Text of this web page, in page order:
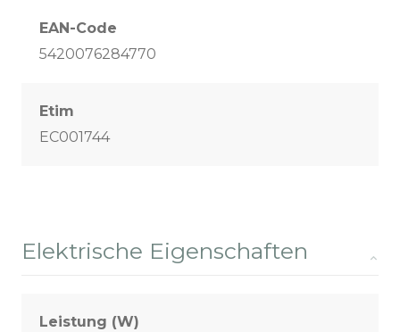
EAN-Code
5420076284770
Etim
EC001744
Elektrische Eigenschaften
Leistung (W)